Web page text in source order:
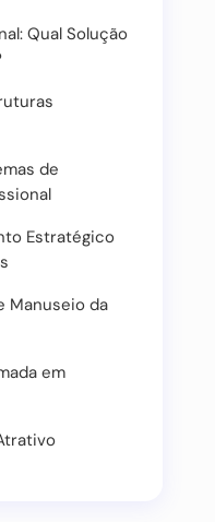
Qual Solução
de
Estratégico
Manuseio da
em